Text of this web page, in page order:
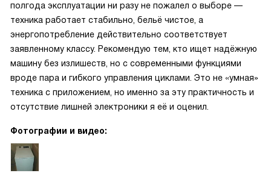
полгода эксплуатации ни разу не пожалел о выборе —
техника работает стабильно, бельё чистое, а
энергопотребление действительно соответствует
заявленному классу. Рекомендую тем, кто ищет надёжную
машину без излишеств, но с современными функциями
вроде пара и гибкого управления циклами. Это не «умная»
техника с приложением, но именно за эту практичность и
отсутствие лишней электроники я её и оценил.
Фотографии и видео: